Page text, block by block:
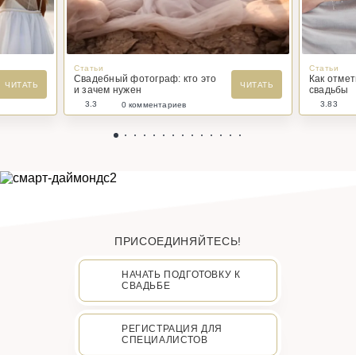
ЧИТАТЬ
Статьи
Свадебный фотограф: кто это
и зачем нужен
ЧИТАТЬ
3.3 0 комментариев
Статьи
Как
свадьбы
3.83
ПРИСОЕДИНЯЙТЕСЬ!
НАЧАТЬ ПОДГОТОВКУ К
СВАДЬБЕ
РЕГИСТРАЦИЯ ДЛЯ
СПЕЦИАЛИСТОВ